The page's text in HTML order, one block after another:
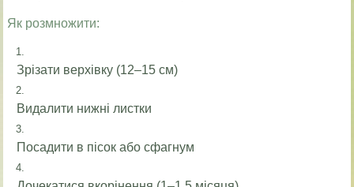
Як розмножити:
Зрізати верхівку (12–15 см)
Видалити нижні листки
Посадити в пісок або сфагнум